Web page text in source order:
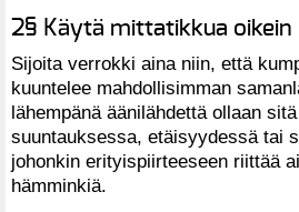
2§ Käytä mittatikkua oikein
Sijoita verrokki aina niin, että
kuuntelee mahdollisimman
lähempänä äänilähdettä ollaan
suuntauksessa, etäisyydessä tai
johonkin erityispiirteeseen riittää
hämminkiä.